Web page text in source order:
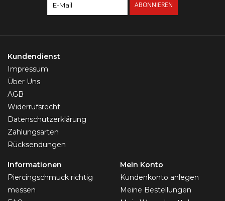
ABONNIEREN
Kundendienst
Impressum
Über Uns
AGB
Widerrufsrecht
Datenschutzerklärung
Zahlungsarten
Rücksendungen
Informationen
Piercingschmuck richtig
messen
Mein Konto
Kundenkonto anlegen
Meine Bestellungen